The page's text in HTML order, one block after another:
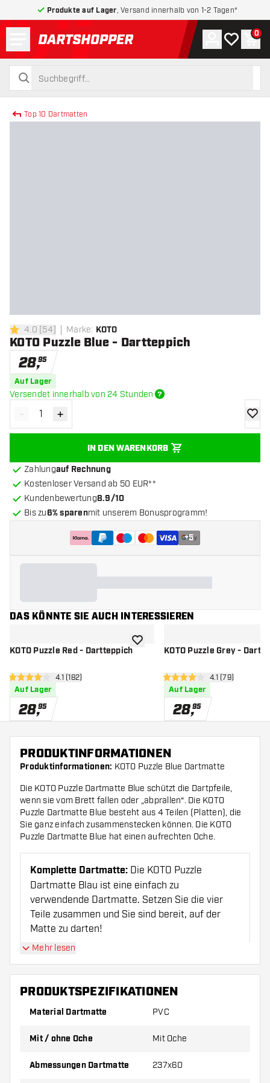
Produkte auf Lager , Versand innerhalb von 1-2 Tagen*
zurück zur Startseite
suchen
suchen
Konto
Meine 0
Top 10 Dartmatten
4 Bewertungssterne
4.0 [54] Marke: KOTO
KOTO Puzzle Blue - Dartteppich
28,95
Auf Lager
Versendet innerhalb von 24 Stunden
Menge verringern
- Menge erhöhen
+
IN DEN WARENKORB
Zur
Zahlungauf Rechnung
Kostenloser Versand ab 50 EUR**
Kundenbewertung8.9/10
Bis zu6% sparenmit unserem Bonusprogramm!
+5
DAS KÖNNTE SIE AUCH INTERESSIEREN
KOTO Puzzle Red - Dartteppich
Bewertungsbereich öffnen
4.1 Bewertungssterne
4.1 (182)
Auf Lager
28,95
Zur Wunschliste hinzufügen
KOTO Puzzle Grey -
4.1 Bewertungssterne
4.1 (79)
Auf Lager
28,95
PRODUKTINFORMATIONEN
Produktinformationen: KOTO Puzzle Blue Dartmatte
Die KOTO Puzzle Dartmatte Blue schützt die Dartpfeile,
wenn sie vom Brett fallen oder „abprallen“. Die KOTO
Puzzle Dartmatte Blue besteht aus 4 Teilen (Platten), die
Sie ganz einfach zusammenstecken können. Die KOTO
Puzzle Dartmatte Blue hat einen aufrechten Oche.
Komplette Dartmatte: Die KOTO Puzzle
Dartmatte Blau ist eine einfach zu
verwendende Dartmatte. Setzen Sie die vier
Teile zusammen und Sie sind bereit, auf der
Matte zu darten!
Spezifikationen:Die Dartmatte aus
Schaumstoff ist 60 x 237 cm groß und hat ein
aufrechtes Oche. So wissen Sie sofort, aus
welcher Entfernung Sie werfen müssen.
Ideal für Einsteiger:
Dieses Einsteigermodell ist
Dart-Fans! Dank der Qualität ist das Set auch
Mehr lesen
PRODUKTSPEZIFIKATIONEN
Material Dartmatte PVC
Mit / ohne Oche Mit Oche
Abmessungen Dartmatte 237x60